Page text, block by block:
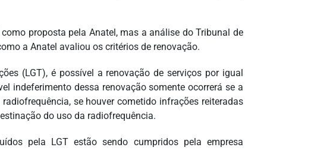
proposta pela Anatel, mas a análise do Tribunal de
a Anatel avaliou os critérios de renovação.
(LGT), é possível a renovação de serviços por igual
indeferimento dessa renovação somente ocorrerá se a
se houver cometido infrações reiteradas
do uso da radiofrequência.
pela LGT estão sendo cumpridos pela empresa